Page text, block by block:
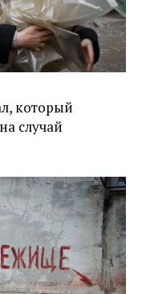
который
случай